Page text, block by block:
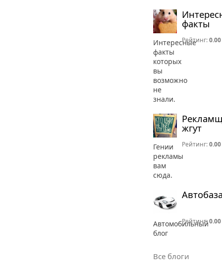
факты
Интересные
факты
которых
вы
возможно
не
знали.
Рейтинг:0.00
жгут
Гении
рекламы
вам
сюда.
Рейтинг:0.00
Автомобильный
блог
Рейтинг:0.00
Все блоги